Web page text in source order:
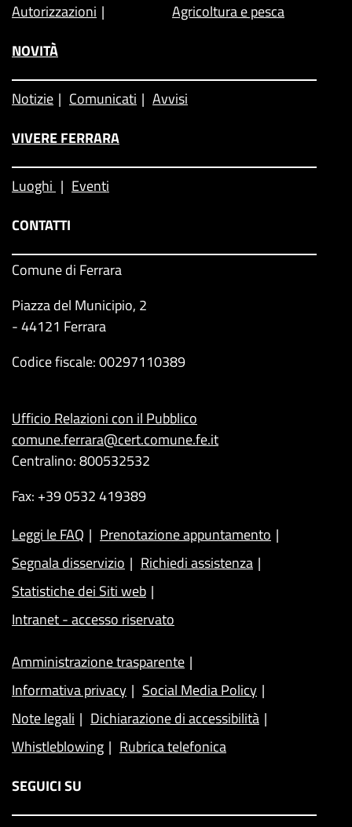
Autorizzazioni
Agricoltura e pesca
NOVITÀ
Notizie Comunicati
Avvisi
VIVERE FERRARA
Luoghi
Eventi
CONTATTI
Comune di Ferrara
Piazza del Municipio, 2
- 44121 Ferrara
Codice fiscale: 00297110389
Ufficio Relazioni con il Pubblico
comune.ferrara@cert.comune.fe.it
Centralino: 800532532
Fax: +39 0532 419389
Leggi le FAQ
Prenotazione appuntamento
Segnala disservizio
Richiedi assistenza
Statistiche dei Siti web
Intranet - accesso riservato
Amministrazione trasparente
Informativa privacy
Social Media Policy
Note legali
Dichiarazione di accessibilità
Whistleblowing
Rubrica telefonica
SEGUICI SU